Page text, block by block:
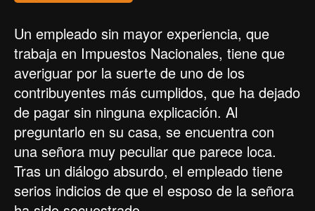
Un empleado sin mayor experiencia, que
trabaja en Impuestos Nacionales, tiene que
averiguar por la suerte de uno de los
contribuyentes más cumplidos, que ha dejado
de pagar sin ninguna explicación. Al
preguntarlo en su casa, se encuentra con
una señora muy peculiar que parece loca.
Tras un diálogo absurdo, el empleado tiene
serios indicios de que el esposo de la señora